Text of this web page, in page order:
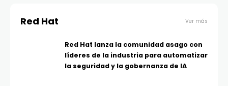
Red Hat Ver más
Red Hat lanza la comunidad asago con
líderes de la industria para automatizar
la seguridad y la gobernanza de IA